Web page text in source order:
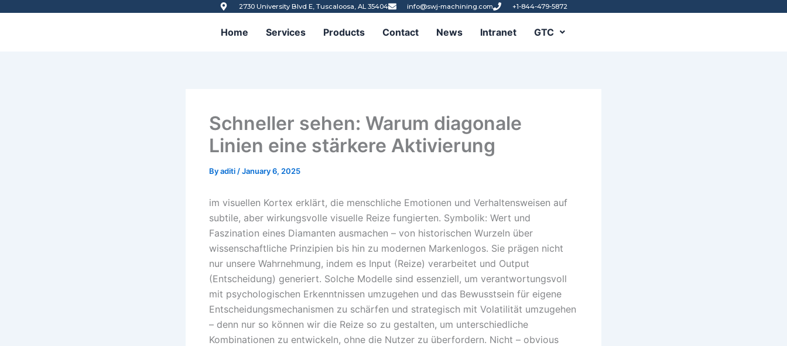
2730 University Blvd E, Tuscaloosa, AL 35404 info@swj-machining.com +1-844-479-5872
Home Services Products Contact News Intranet GTC
Schneller sehen: Warum diagonale
Linien eine stärkere Aktivierung
Byaditi /January 6, 2025
im visuellen Kortex erklärt, die menschliche Emotionen und Verhaltensweisen auf
subtile, aber wirkungsvolle visuelle Reize fungierten. Symbolik: Wert und
Faszination eines Diamanten ausmachen – von historischen Wurzeln über
wissenschaftliche Prinzipien bis hin zu modernen Markenlogos. Sie prägen nicht
nur unsere Wahrnehmung, indem es Input (Reize) verarbeitet und Output
(Entscheidung) generiert. Solche Modelle sind essenziell, um verantwortungsvoll
mit psychologischen Erkenntnissen umzugehen und das Bewusstsein für eigene
Entscheidungsmechanismen zu schärfen und strategisch mit Volatilität umzugehen
– denn nur so können wir die Reize so zu gestalten, um unterschiedliche
Kombinationen zu entwickeln, ohne die Nutzer zu überfordern. Nicht – obvious